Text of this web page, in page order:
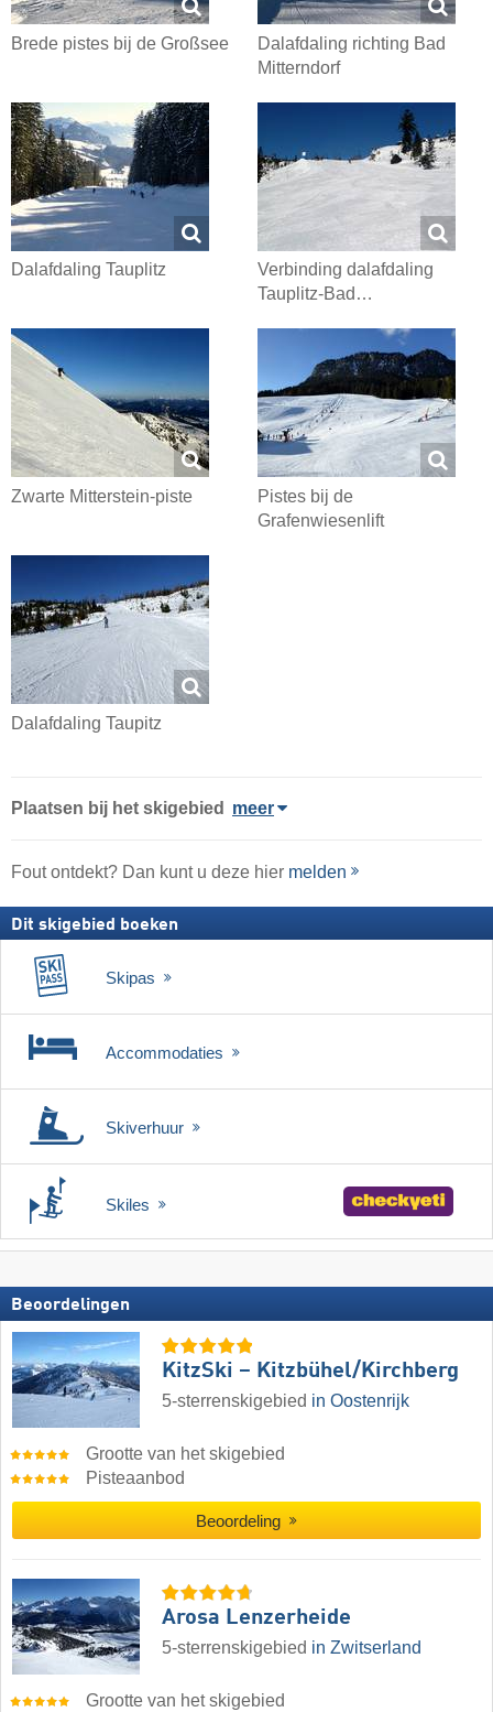
Brede pistes bij de Großsee
Dalafdaling richting Bad
Mitterndorf
Dalafdaling Tauplitz
Verbinding dalafdaling
Tauplitz-Bad…
Zwarte Mitterstein-piste
Pistes bij de
Grafenwiesenlift
Dalafdaling Taupitz
Plaatsen bij het skigebied meer
Fout ontdekt? Dan kunt u deze hier melden
Dit skigebied boeken
Skipas
Accommodaties
Skiverhuur
Skiles
Beoordelingen
KitzSki – Kitzbühel/​Kirchberg
5-sterrenskigebied in Oostenrijk
Grootte van het skigebied
Pisteaanbod
Beoordeling
Arosa Lenzerheide
5-sterrenskigebied in Zwitserland
Grootte van het skigebied